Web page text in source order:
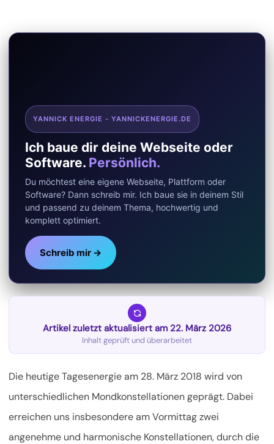
YANNICK ENERGIE - YANNICKENERGIE.DE
Ich baue dir deine Webseite oder
Software. Persönlich.
Du möchtest eine eigene Webseite, Plattform oder
Software? Dann schreib mir. Ich baue sie in deinem Stil
und passend zu deinem Thema, hochwertig und
komplett optimiert.
Schreib mir →
Artikel zuletzt aktualisiert am 22. März 2026
Inhalt geprüft und überarbeitet
Die heutige Tagesenergie am 28. März 2018 wird von
unterschiedlichen Mondkonstellationen geprägt. Dabei
erreichen uns insbesondere am Vormittag zwei
angenehme und harmonische Konstellationen, durch die